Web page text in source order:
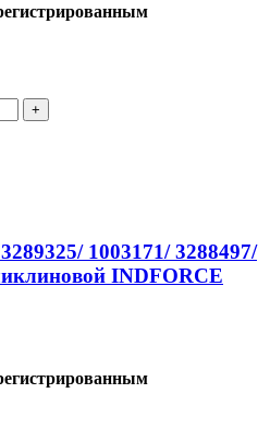
1003171/ 3288497/
INDFORCE